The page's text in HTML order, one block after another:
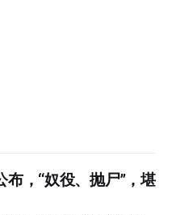
，“奴役、抛尸”，堪